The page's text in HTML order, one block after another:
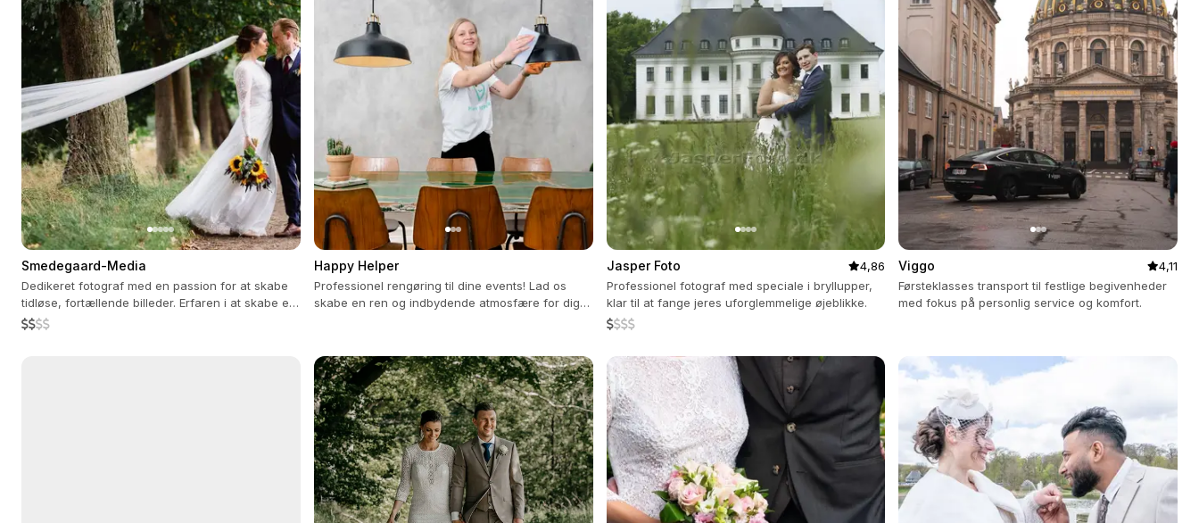
Smedegaard-Media
Dedikeret fotograf med en passion for at skabe
tidløse, fortællende billeder. Erfaren i at skabe en
afslappet atmosfære.
Happy Helper
Professionel rengøring til dine events! Lad os
skabe en ren og indbydende atmosfære for dig
Jasper Foto
4,86
Professionel fotograf med speciale i bryllupper,
klar til at fange jeres uforglemmelige øjeblikke.
Viggo
4,11
Førsteklasses transport til festlige begivenheder
med fokus på personlig service og komfort.